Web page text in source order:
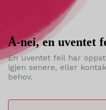
Å-nei, en uventet
En uventet feil har
igjen senere, eller
behov.